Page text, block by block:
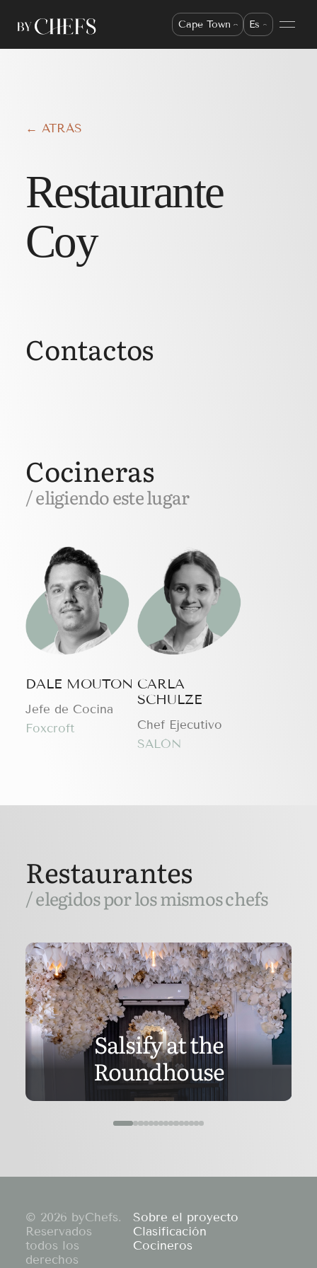
Cape Town Es
← ATRÁS
Restaurante
Coy
Cocineras
/ eligiendo este lugar
DALE MOUTON
Jefe de Cocina
Foxcroft
CARLA
SCHULZE
Chef Ejecutivo
SALÓN
Contactos
Restaurantes
/ elegidos por los mismos chefs
Salsify at the
Roundhouse
© 2026 byChefs.
Reservados
todos los
derechos
Sobre el proyecto
Clasificación
Cocineros